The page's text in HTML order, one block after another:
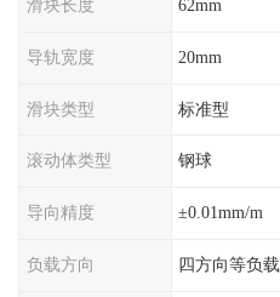
滑块长度 62mm
导轨宽度 20mm
滑块类型 标准型
滚动体类型 钢球
导向精度 ±0.01mm/m
负载方向 四方向等负载